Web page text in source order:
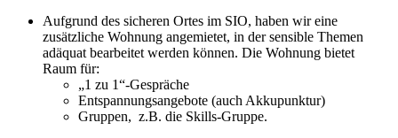
Aufgrund des sicheren Ortes im SIO, haben wir eine
zusätzliche Wohnung angemietet, in der sensible Themen
adäquat bearbeitet werden können. Die Wohnung bietet
Raum für:
„1 zu 1“-Gespräche
Entspannungsangebote (auch Akkupunktur)
Gruppen, z.B. die Skills-Gruppe.